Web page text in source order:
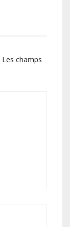
Les champs